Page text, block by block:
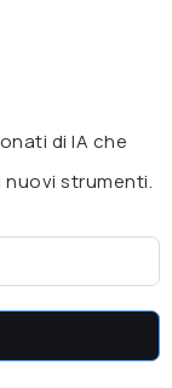
di IA che
strumenti.